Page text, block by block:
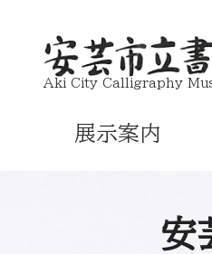
Aki City Calligraphy
展示案内
安